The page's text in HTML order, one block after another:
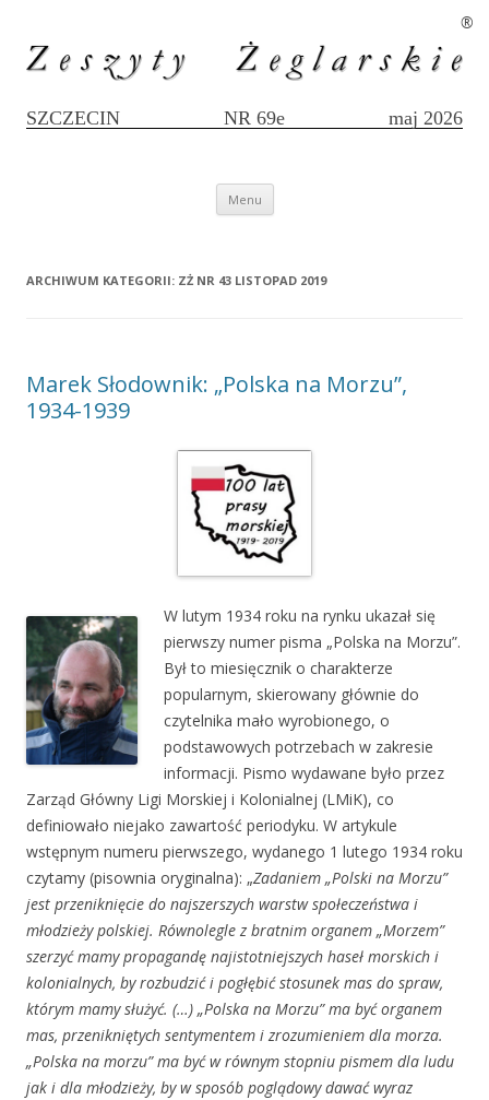
SZCZECIN NR 69e maj 2026
®
Menu Przejdź
ARCHIWUM KATEGORII: ZŻ NR 43 LISTOPAD 2019
Marek Słodownik: „Polska na Morzu”,
1934-1939
W lutym 1934 roku na rynku ukazał się
pierwszy numer pisma „Polska na Morzu”.
Był to miesięcznik o charakterze
popularnym, skierowany głównie do
czytelnika mało wyrobionego, o
podstawowych potrzebach w zakresie
informacji. Pismo wydawane było przez
Zarząd Główny Ligi Morskiej i Kolonialnej (LMiK), co
definiowało niejako zawartość periodyku. W artykule
wstępnym numeru pierwszego, wydanego 1 lutego 1934 roku
czytamy (pisownia oryginalna): „Zadaniem „Polski na Morzu”
jest przeniknięcie do najszerszych warstw społeczeństwa i
młodzieży polskiej. Równolegle z bratnim organem „Morzem”
szerzyć mamy propagandę najistotniejszych haseł morskich i
kolonialnych, by rozbudzić i pogłębić stosunek mas do spraw,
którym mamy służyć. (…) „Polska na Morzu” ma być organem
mas, przenikniętych sentymentem i zrozumieniem dla morza.
„Polska na morzu” ma być w równym stopniu pismem dla ludu
jak i dla młodzieży, by w sposób poglądowy dawać wyraz